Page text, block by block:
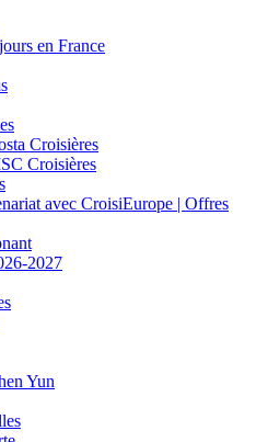
en France
Croisières
Croisières
avec CroisiEurope | Offres
2027
Yun